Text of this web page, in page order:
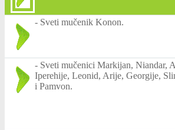
- Sveti mučenik Konon.
- Sveti mučenici Markijan, Niandar,
Iperehije, Leonid, Arije, Georgije,
i Pamvon.